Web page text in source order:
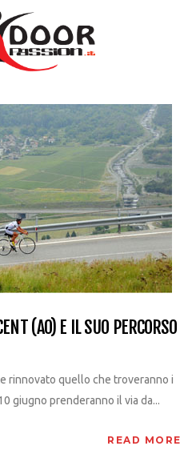
(AO) E IL SUO PERCORSO
rinnovato quello che troveranno i
giugno prenderanno il via da...
READ MORE